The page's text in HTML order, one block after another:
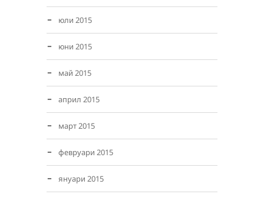
юли 2015
юни 2015
май 2015
април 2015
март 2015
февруари 2015
януари 2015